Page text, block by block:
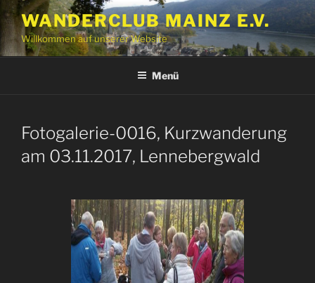
Zum
Inhalt
springen
WANDERCLUB MAINZ E.V.
Willkommen auf unserer Website
Menü
Fotogalerie-0016, Kurzwanderung
am 03.11.2017, Lennebergwald